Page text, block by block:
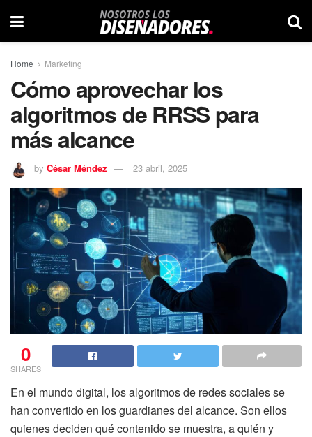
Home Marketing
Cómo aprovechar los
algoritmos de RRSS para
más alcance
by César Méndez 23 abril, 2025
0
SHARES
En el mundo digital, los algoritmos de redes sociales se
han convertido en los guardianes del alcance. Son ellos
quienes deciden qué contenido se muestra, a quién y